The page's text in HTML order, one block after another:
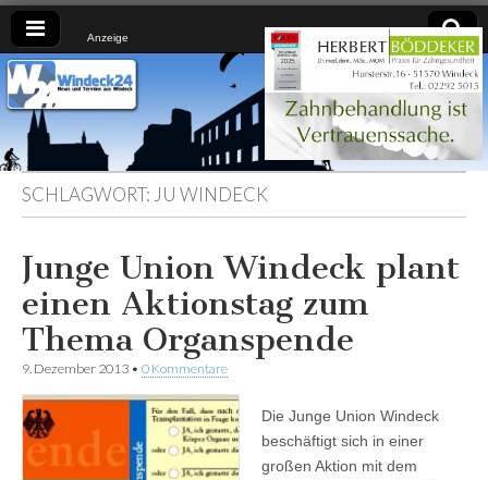
Anzeige
Windeck24
Nachrichten
aus dem
Ländchen
für das
Ländchen
SCHLAGWORT: JU WINDECK
Junge Union Windeck plant
einen Aktionstag zum
Thema Organspende
9. Dezember 2013 • 0 Kommentare
Die Junge Union Windeck
beschäftigt sich in einer
großen Aktion mit dem